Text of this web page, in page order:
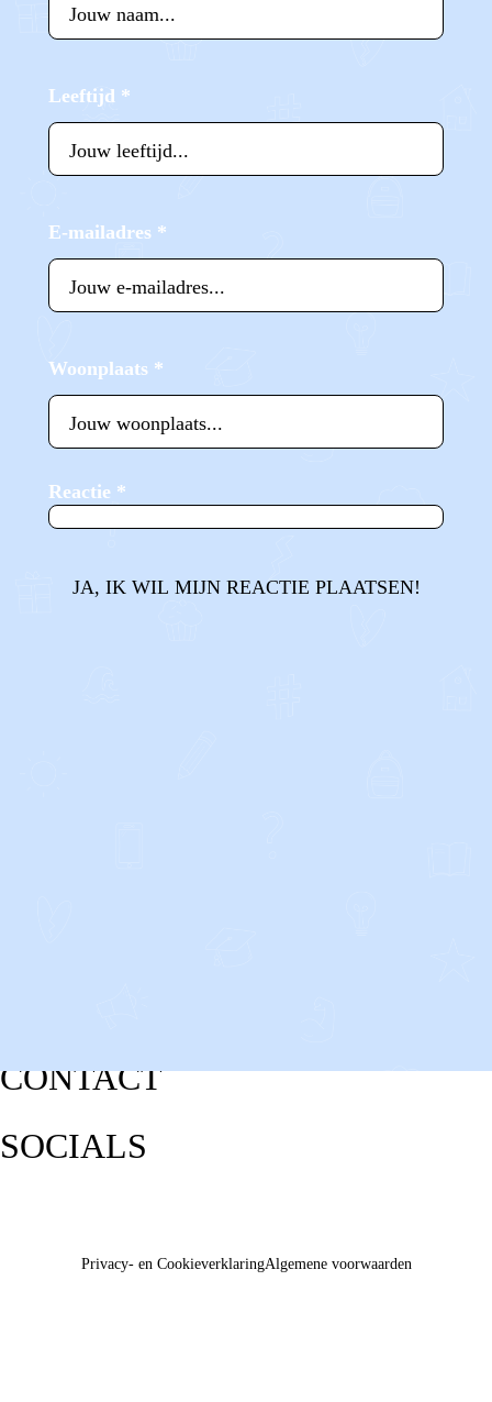
Leeftijd *
E-mailadres *
Woonplaats *
Reactie *
JA, IK WIL MIJN REACTIE PLAATSEN!
CONTACT
SOCIALS
Privacy- en CookieverklaringAlgemene voorwaarden